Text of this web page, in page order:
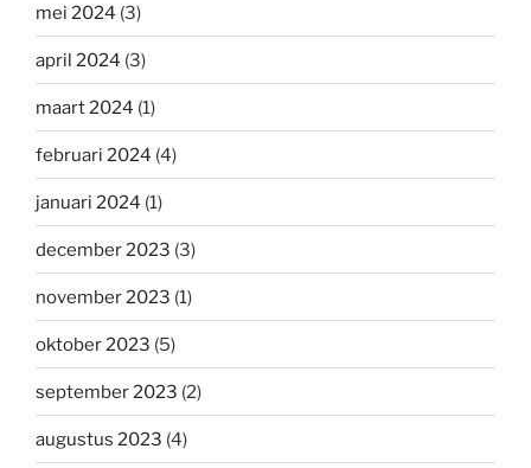
mei 2024 (3)
april 2024 (3)
maart 2024 (1)
februari 2024 (4)
januari 2024 (1)
december 2023 (3)
november 2023 (1)
oktober 2023 (5)
september 2023 (2)
augustus 2023 (4)